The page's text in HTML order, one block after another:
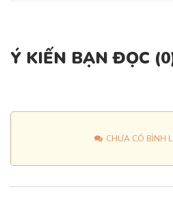
Ý KIẾN BẠN ĐỌC (0
CHƯA CÓ BÌNH